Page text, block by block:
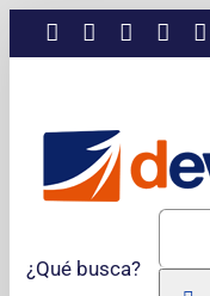
Saltar
LinkedInInstagramFacebook
¿Qué busca?
Buscar: